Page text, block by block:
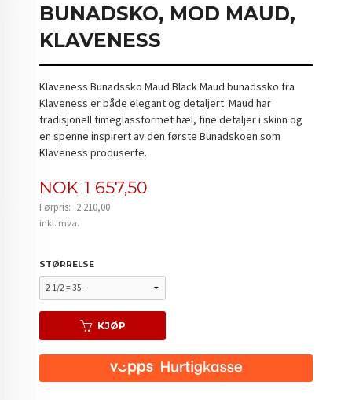
BUNADSKO, MOD MAUD,
KLAVENESS
Klaveness Bunadssko Maud Black Maud bunadssko fra
Klaveness er både elegant og detaljert. Maud har
tradisjonell timeglassformet hæl, fine detaljer i skinn og
en spenne inspirert av den første Bunadskoen som
Klaveness produserte.
Tilbud
NOK 1 657,50
Førpris: 2 210,00
Rabatt
inkl. mva.
STØRRELSE
KJØP